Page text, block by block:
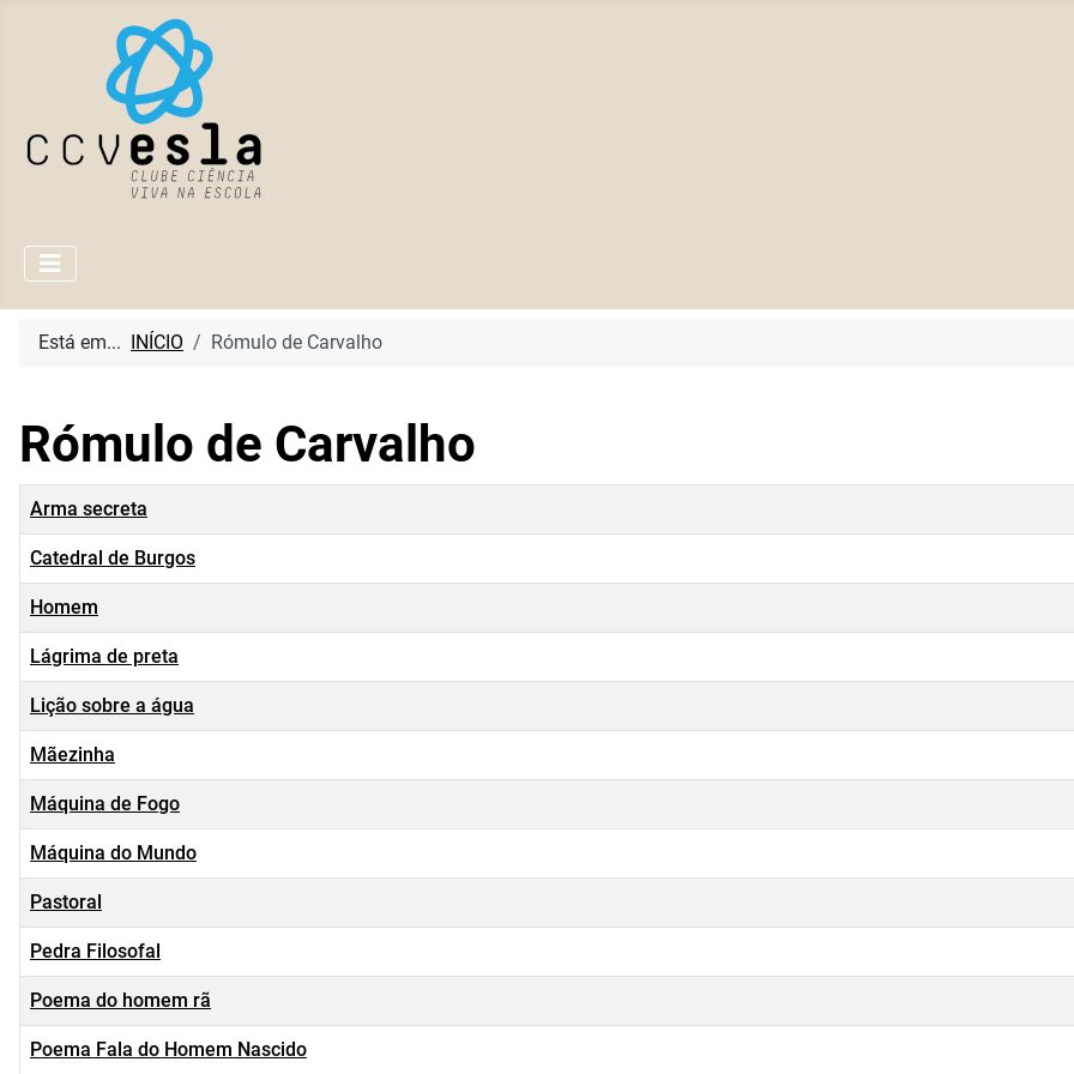
Está em... INÍCIO Rómulo de Carvalho
Rómulo de Carvalho
Título
Arma secreta
Catedral de Burgos
Homem
Lágrima de preta
Lição sobre a água
Mãezinha
Máquina de Fogo
Máquina do Mundo
Pastoral
Pedra Filosofal
Poema do homem rã
Poema Fala do Homem Nascido